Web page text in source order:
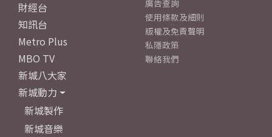
財經台
知訊台
Metro Plus
MBO TV
新城八大家
新城動力
新城製作
新城音樂
廣告查詢
使用條款及細則
版權及免責聲明
私隱政策
聯絡我們